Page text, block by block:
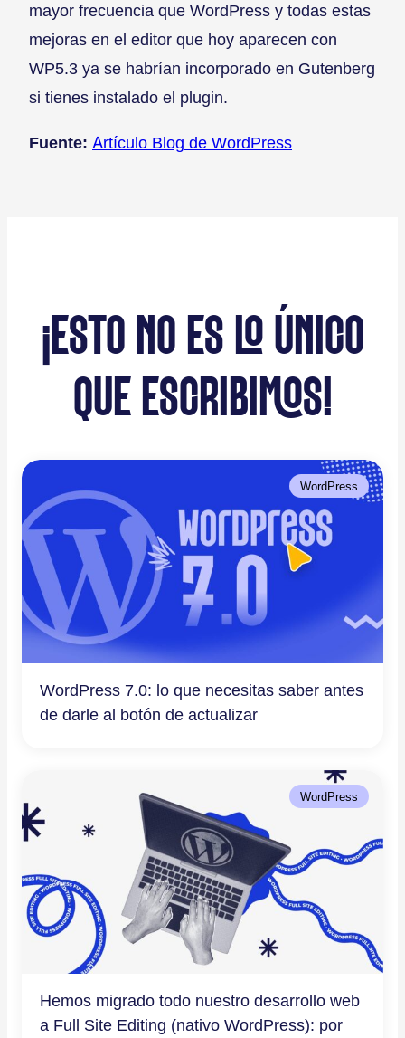
mayor frecuencia que WordPress y todas estas
mejoras en el editor que hoy aparecen con
WP5.3 ya se habrían incorporado en Gutenberg
si tienes instalado el plugin.
Fuente: Artículo Blog de WordPress
¡ESTO NO ES LO ÚNICO
QUE ESCRIBIMOS!
WordPress
WordPress 7.0: lo que necesitas saber antes
de darle al botón de actualizar
WordPress
Hemos migrado todo nuestro desarrollo web
a Full Site Editing (nativo WordPress): por